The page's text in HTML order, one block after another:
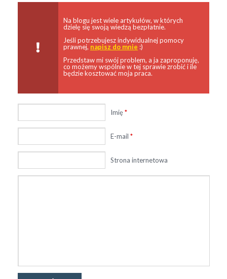
Na blogu jest wiele artykułów, w których
dzielę się swoją wiedzą bezpłatnie.
Jeśli potrzebujesz indywidualnej pomocy
prawnej, napisz do mnie :)
Przedstaw mi swój problem, a ja zaproponuję,
co możemy wspólnie w tej sprawie zrobić i ile
będzie kosztować moja praca.
Imię*
E-mail *
Strona internetowa